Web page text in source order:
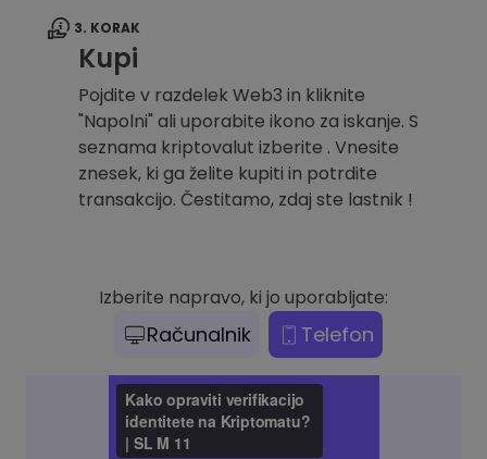
3. KORAK
Kupi
Pojdite v razdelek Web3 in kliknite
"Napolni" ali uporabite ikono za iskanje. S
seznama kriptovalut izberite . Vnesite
znesek, ki ga želite kupiti in potrdite
transakcijo. Čestitamo, zdaj ste lastnik !
Izberite napravo, ki jo uporabljate:
Računalnik Telefon